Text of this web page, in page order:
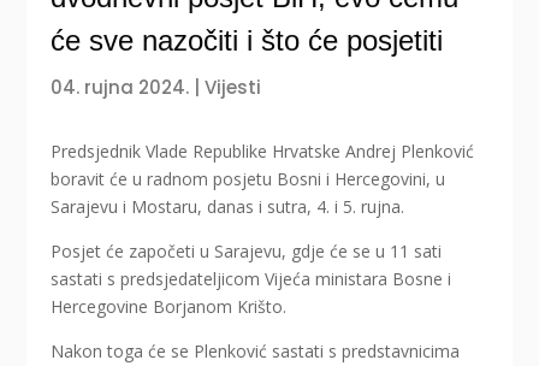
će sve nazočiti i što će posjetiti
04. rujna 2024. |Vijesti
Predsjednik Vlade Republike Hrvatske Andrej Plenković
boravit će u radnom posjetu Bosni i Hercegovini, u
Sarajevu i Mostaru, danas i sutra, 4. i 5. rujna.
Posjet će započeti u Sarajevu, gdje će se u 11 sati
sastati s predsjedateljicom Vijeća ministara Bosne i
Hercegovine Borjanom Krišto.
Nakon toga će se Plenković sastati s predstavnicima